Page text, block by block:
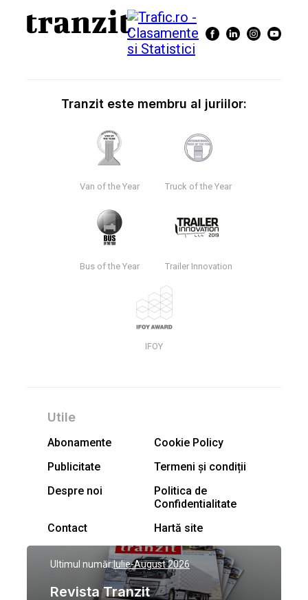
Tranzit este membru al juriilor:
Van of the Year Truck of the Year
Bus of the Year Trailer Innovation
IFOY
Utile
Abonamente
Cookie Policy
Publicitate
Termeni și condiții
Despre noi
Politica de
Confidentialitate
Contact
Hartă site
Ultimul număr:Iulie-August 2026
Revista Tranzit